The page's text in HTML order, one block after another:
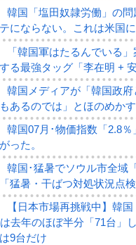
韓国「塩田奴隷労働」の
にならない。これは米国
「韓国軍はたるんでいる
る最強タッグ「李在明 + 安
韓国メディアが「韓国政府
あるのでは」とほのめかす
韓国07月･物価指数「2.8
った。
韓国･猛暑でソウル市全域
猛暑・干ばつ対処状況点検
【日本市場再挑戦中】韓国
去年のほぼ半分「71台」
9台だけ